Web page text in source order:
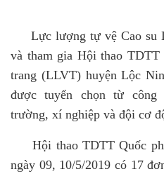
Lực lượng tự vệ Cao su
và tham gia Hội thao
trang (LLVT) huyện Lộc
được tuyển chọn từ công
trường, xí nghiệp và đội cơ
Hội thao TDTT Quốc
ngày 09, 10/5/2019 có 17